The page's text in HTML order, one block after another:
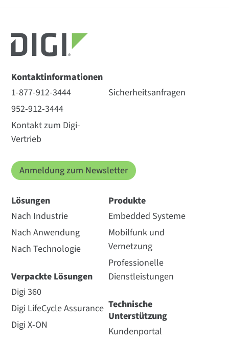
Kontaktinformationen
1-877-912-3444
952-912-3444
Kontakt zum Digi-
Vertrieb
Sicherheitsanfragen
Anmeldung zum Newsletter
Lösungen
Nach Industrie
Nach Anwendung
Nach Technologie
Verpackte Lösungen
Digi 360
Digi LifeCycle Assurance
Digi X-ON
Produkte
Embedded Systeme
Mobilfunk und
Vernetzung
Professionelle
Dienstleistungen
Technische
Unterstützung
Kundenportal